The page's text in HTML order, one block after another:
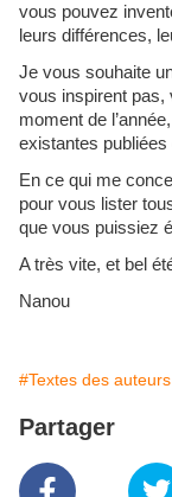
vous pouvez
leurs différences,
Je vous souhaite
vous inspirent pas,
moment de
existantes publiées
En ce qui me
pour vous lister
que vous puissiez
A très vite, et bel
Nanou
#Textes des auteurs
Partager